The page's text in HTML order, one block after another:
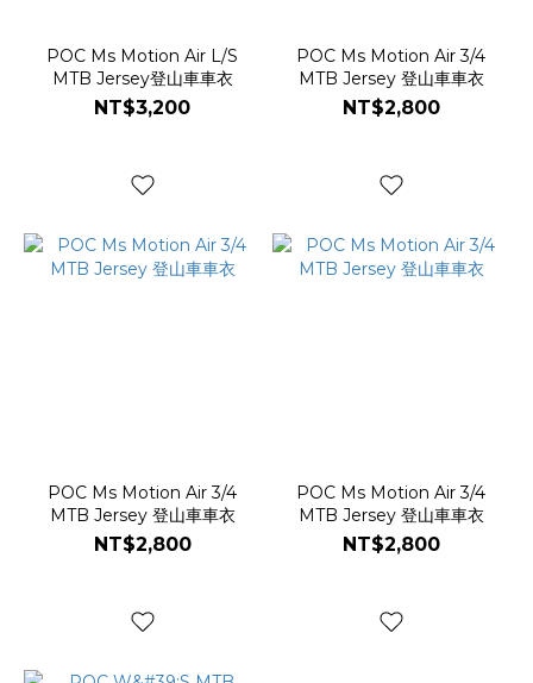
POC Ms Motion Air L/S
MTB Jersey登山車車衣
NT$3,200
POC Ms Motion Air 3/4
MTB Jersey 登山車車衣
NT$2,800
POC Ms Motion Air 3/4
MTB Jersey 登山車車衣
NT$2,800
POC Ms Motion Air 3/4
MTB Jersey 登山車車衣
NT$2,800